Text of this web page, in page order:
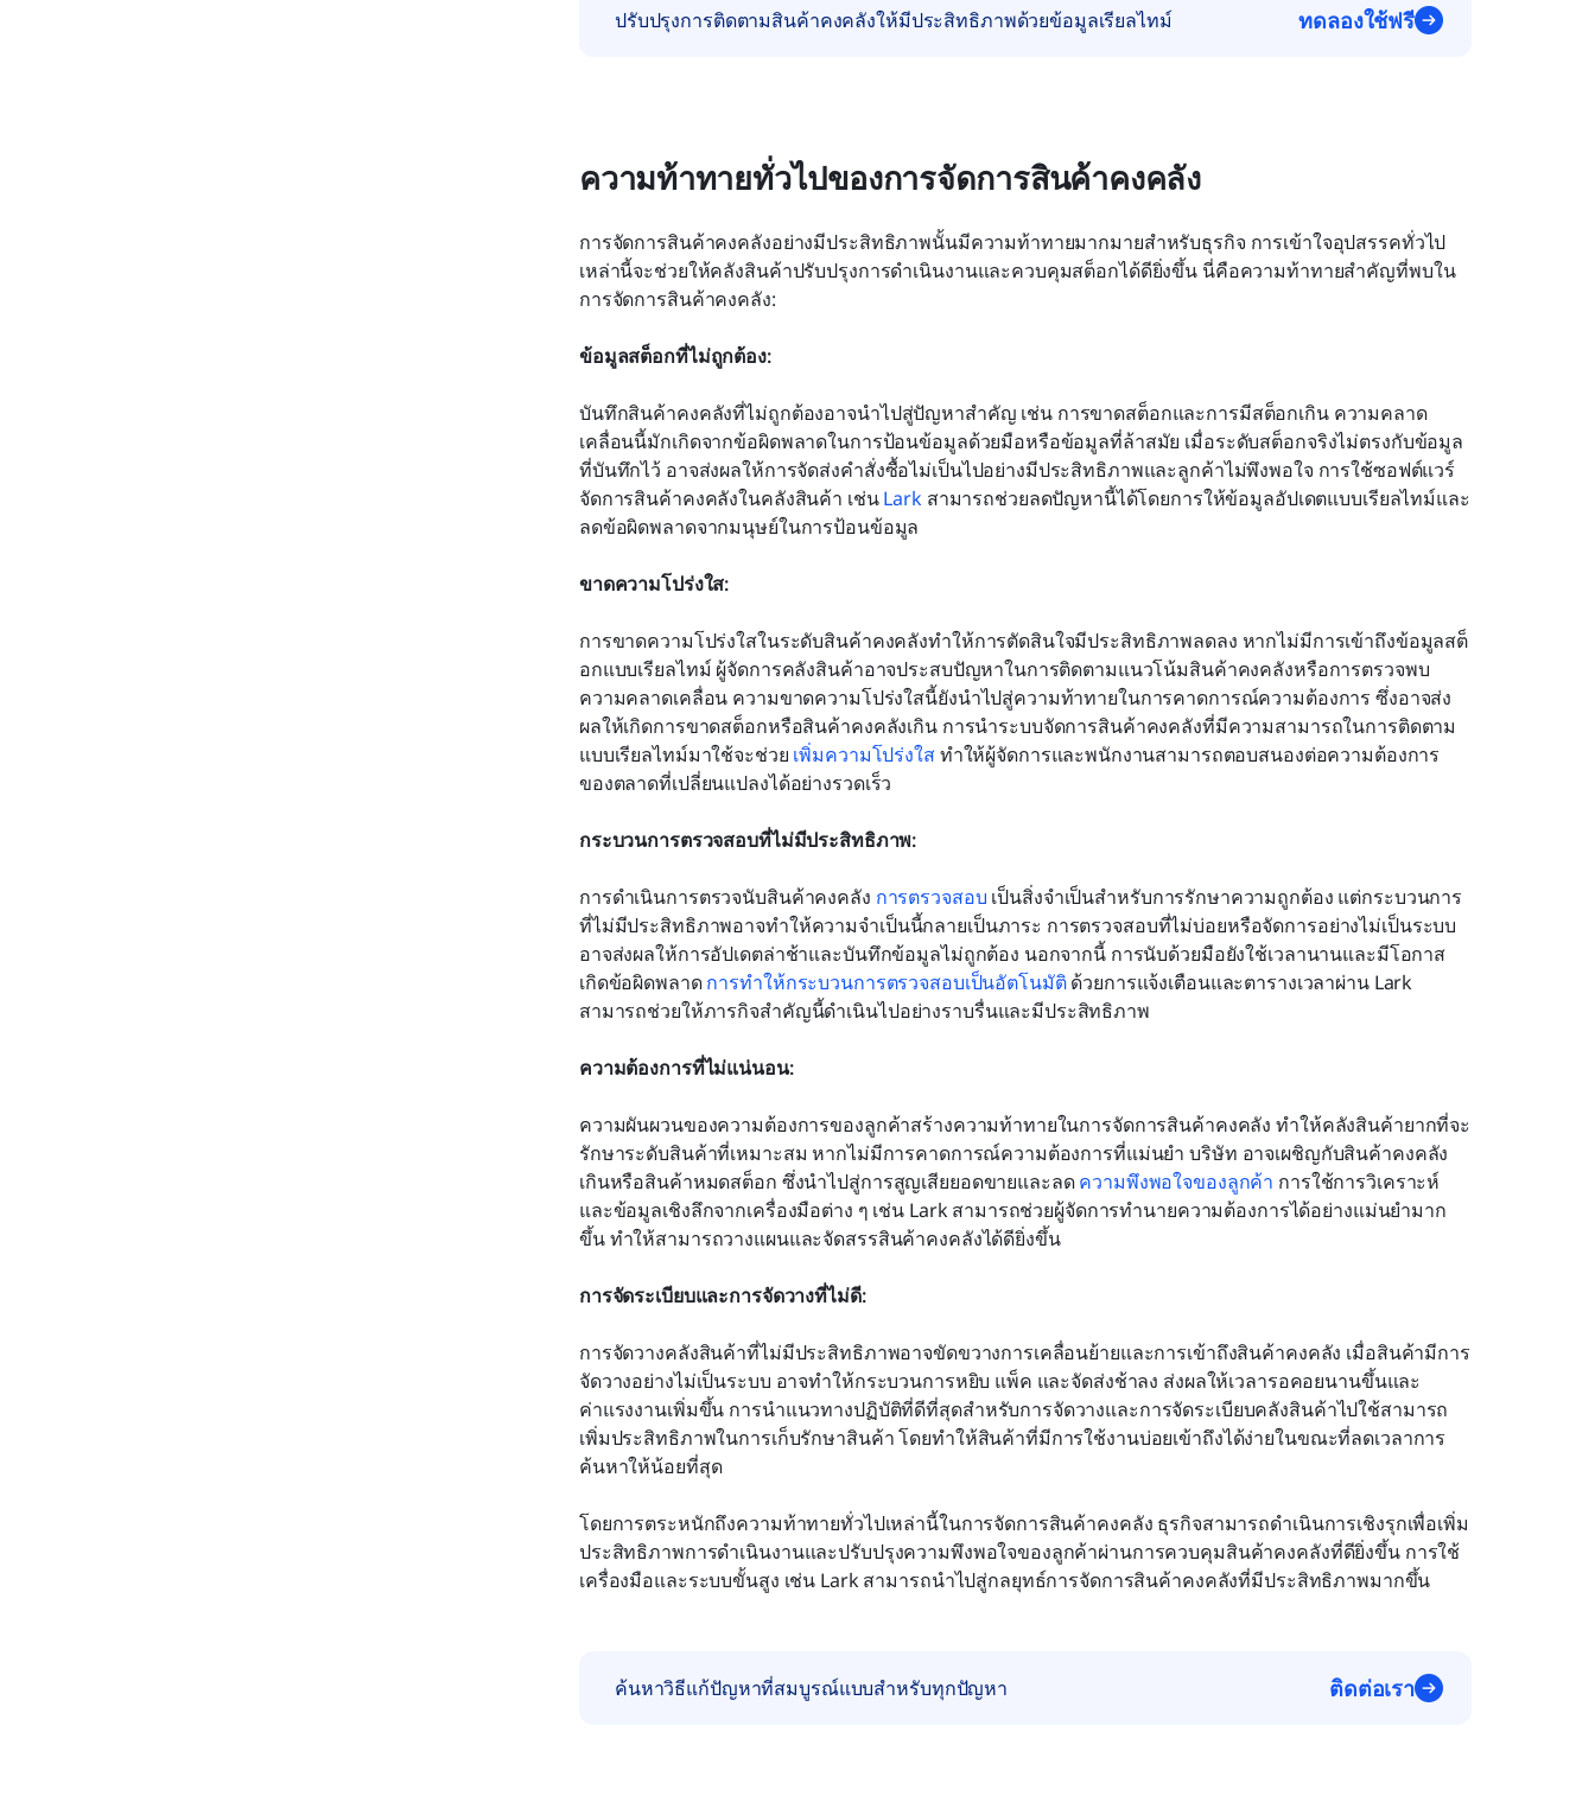
ปรับปรุงการติดตามสินค้าคงคลังให้มีประสิทธิภาพด้วยข้อมูลเรียลไทม์ ทดลองใช้ฟรี
ความท้าทายทั่วไปของการจัดการสินค้าคงคลัง
การจัดการสินค้าคงคลังอย่างมีประสิทธิภาพนั้นมีความท้าทายมากมายสำหรับธุรกิจ การเข้าใจอุปสรรคทั่วไป
เหล่านี้จะช่วยให้คลังสินค้าปรับปรุงการดำเนินงานและควบคุมสต็อกได้ดียิ่งขึ้น นี่คือความท้าทายสำคัญที่พบใน
การจัดการสินค้าคงคลัง:
ข้อมูลสต็อกที่ไม่ถูกต้อง:
บันทึกสินค้าคงคลังที่ไม่ถูกต้องอาจนำไปสู่ปัญหาสำคัญ เช่น การขาดสต็อกและการมีสต็อกเกิน ความคลาด
เคลื่อนนี้มักเกิดจากข้อผิดพลาดในการป้อนข้อมูลด้วยมือหรือข้อมูลที่ล้าสมัย เมื่อระดับสต็อกจริงไม่ตรงกับข้อมูล
ที่บันทึกไว้ อาจส่งผลให้การจัดส่งคำสั่งซื้อไม่เป็นไปอย่างมีประสิทธิภาพและลูกค้าไม่พึงพอใจ การใช้ซอฟต์แวร์
จัดการสินค้าคงคลังในคลังสินค้า เช่น Lark สามารถช่วยลดปัญหานี้ได้โดยการให้ข้อมูลอัปเดตแบบเรียลไทม์และ
ลดข้อผิดพลาดจากมนุษย์ในการป้อนข้อมูล
ขาดความโปร่งใส:
การขาดความโปร่งใสในระดับสินค้าคงคลังทำให้การตัดสินใจมีประสิทธิภาพลดลง หากไม่มีการเข้าถึงข้อมูลสต็
อกแบบเรียลไทม์ ผู้จัดการคลังสินค้าอาจประสบปัญหาในการติดตามแนวโน้มสินค้าคงคลังหรือการตรวจพบ
ความคลาดเคลื่อน ความขาดความโปร่งใสนี้ยังนำไปสู่ความท้าทายในการคาดการณ์ความต้องการ ซึ่งอาจส่ง
ผลให้เกิดการขาดสต็อกหรือสินค้าคงคลังเกิน การนำระบบจัดการสินค้าคงคลังที่มีความสามารถในการติดตาม
แบบเรียลไทม์มาใช้จะช่วย เพิ่มความโปร่งใส ทำให้ผู้จัดการและพนักงานสามารถตอบสนองต่อความต้องการ
ของตลาดที่เปลี่ยนแปลงได้อย่างรวดเร็ว
กระบวนการตรวจสอบที่ไม่มีประสิทธิภาพ:
การดำเนินการตรวจนับสินค้าคงคลัง การตรวจสอบ เป็นสิ่งจำเป็นสำหรับการรักษาความถูกต้อง แต่กระบวนการ
ที่ไม่มีประสิทธิภาพอาจทำให้ความจำเป็นนี้กลายเป็นภาระ การตรวจสอบที่ไม่บ่อยหรือจัดการอย่างไม่เป็นระบบ
อาจส่งผลให้การอัปเดตล่าช้าและบันทึกข้อมูลไม่ถูกต้อง นอกจากนี้ การนับด้วยมือยังใช้เวลานานและมีโอกาส
เกิดข้อผิดพลาด การทำให้กระบวนการตรวจสอบเป็นอัตโนมัติ ด้วยการแจ้งเตือนและตารางเวลาผ่าน Lark
สามารถช่วยให้ภารกิจสำคัญนี้ดำเนินไปอย่างราบรื่นและมีประสิทธิภาพ
ความต้องการที่ไม่แน่นอน:
ความผันผวนของความต้องการของลูกค้าสร้างความท้าทายในการจัดการสินค้าคงคลัง ทำให้คลังสินค้ายากที่จะ
รักษาระดับสินค้าที่เหมาะสม หากไม่มีการคาดการณ์ความต้องการที่แม่นยำ บริษัท อาจเผชิญกับสินค้าคงคลัง
เกินหรือสินค้าหมดสต็อก ซึ่งนำไปสู่การสูญเสียยอดขายและลด ความพึงพอใจของลูกค้า การใช้การวิเคราะห์
และข้อมูลเชิงลึกจากเครื่องมือต่าง ๆ เช่น Lark สามารถช่วยผู้จัดการทำนายความต้องการได้อย่างแม่นยำมาก
ขึ้น ทำให้สามารถวางแผนและจัดสรรสินค้าคงคลังได้ดียิ่งขึ้น
การจัดระเบียบและการจัดวางที่ไม่ดี:
การจัดวางคลังสินค้าที่ไม่มีประสิทธิภาพอาจขัดขวางการเคลื่อนย้ายและการเข้าถึงสินค้าคงคลัง เมื่อสินค้ามีการ
จัดวางอย่างไม่เป็นระบบ อาจทำให้กระบวนการหยิบ แพ็ค และจัดส่งช้าลง ส่งผลให้เวลารอคอยนานขึ้นและ
ค่าแรงงานเพิ่มขึ้น การนำแนวทางปฏิบัติที่ดีที่สุดสำหรับการจัดวางและการจัดระเบียบคลังสินค้าไปใช้สามารถ
เพิ่มประสิทธิภาพในการเก็บรักษาสินค้า โดยทำให้สินค้าที่มีการใช้งานบ่อยเข้าถึงได้ง่ายในขณะที่ลดเวลาการ
ค้นหาให้น้อยที่สุด
โดยการตระหนักถึงความท้าทายทั่วไปเหล่านี้ในการจัดการสินค้าคงคลัง ธุรกิจสามารถดำเนินการเชิงรุกเพื่อเพิ่ม
ประสิทธิภาพการดำเนินงานและปรับปรุงความพึงพอใจของลูกค้าผ่านการควบคุมสินค้าคงคลังที่ดียิ่งขึ้น การใช้
เครื่องมือและระบบขั้นสูง เช่น Lark สามารถนำไปสู่กลยุทธ์การจัดการสินค้าคงคลังที่มีประสิทธิภาพมากขึ้น
ค้นหาวิธีแก้ปัญหาที่สมบูรณ์แบบสำหรับทุกปัญหา ติดต่อเรา